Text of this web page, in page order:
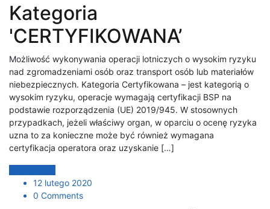
Kategoria
'CERTYFIKOWANA’
Możliwość wykonywania operacji lotniczych o wysokim ryzyku
nad zgromadzeniami osób oraz transport osób lub materiałów
niebezpiecznych. Kategoria Certyfikowana – jest kategorią o
wysokim ryzyku, operacje wymagają certyfikacji BSP na
podstawie rozporządzenia (UE) 2019/945. W stosownych
przypadkach, jeżeli właściwy organ, w oparciu o ocenę ryzyka
uzna to za konieczne może być również wymagana
certyfikacja operatora oraz uzyskanie […]
12 lutego 2020
0 Comments